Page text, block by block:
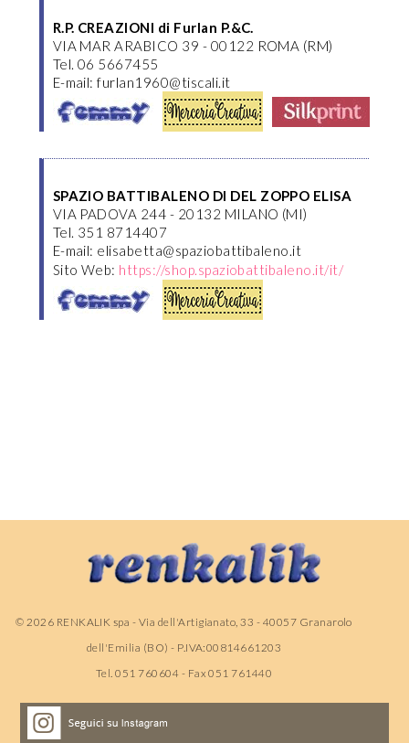
R.P. CREAZIONI di Furlan P.&C.
VIA MAR ARABICO 39 - 00122 ROMA (RM)
Tel. 06 5667455
E-mail: furlan1960@tiscali.it
SPAZIO BATTIBALENO DI DEL ZOPPO ELISA
VIA PADOVA 244 - 20132 MILANO (MI)
Tel. 351 8714407
E-mail: elisabetta@spaziobattibaleno.it
Sito Web: https://shop.spaziobattibaleno.it/it/
© 2026 RENKALIK spa - Via dell'Artigianato, 33 - 40057 Granarolo
dell'Emilia (BO) - P.IVA:00814661203
Tel. 051 760604 - Fax 051 761440